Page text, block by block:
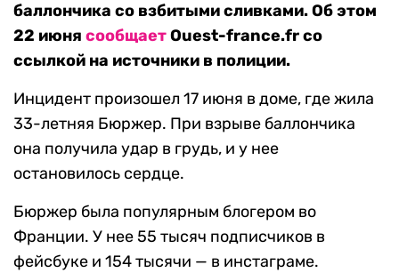
баллончика со взбитыми сливками. Об этом
22 июня сообщаетOuest-france.fr со
ссылкой на источники в полиции.
Инцидент произошел 17 июня в доме, где жила
33-летняя Бюржер. При взрыве баллончика
она получила удар в грудь, и у нее
остановилось сердце.
Бюржер была популярным блогером во
Франции. У нее 55 тысяч подписчиков в
фейсбуке и 154 тысячи — в инстаграме.